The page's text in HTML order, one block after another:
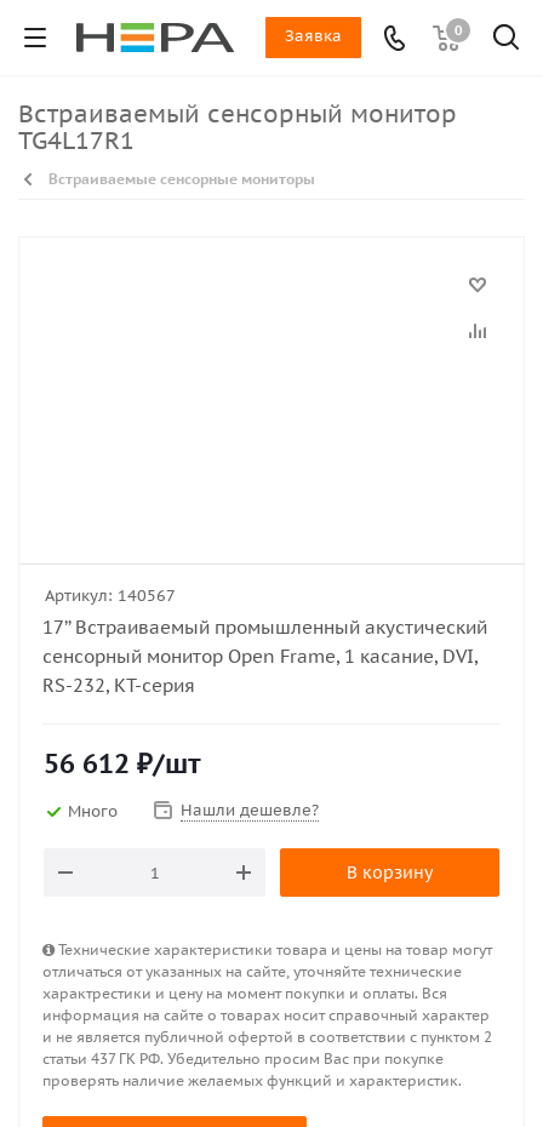
0
Заявка
Встраиваемый сенсорный монитор
TG4L17R1
Встраиваемые сенсорные мониторы
Артикул: 140567
17’’ Встраиваемый промышленный акустический
сенсорный монитор Open Frame, 1 касание, DVI,
RS-232, KT-серия
56 612 ₽/шт
Много Нашли дешевле?
В корзину
Технические характеристики товара и цены на товар могут
отличаться от указанных на сайте, уточняйте технические
характрестики и цену на момент покупки и оплаты. Вся
информация на сайте о товарах носит справочный характер
и не является публичной офертой в соответствии с пунктом 2
статьи 437 ГК РФ. Убедительно просим Вас при покупке
проверять наличие желаемых функций и характеристик.